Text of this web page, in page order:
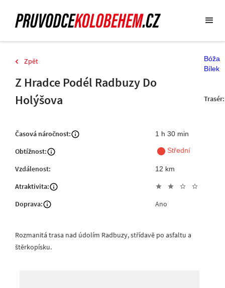
Obtížnost:
1 h 30 min
Trasér:
Zpět
Vzdálenost:
Z Hradce Podél Radbuzy Do
Holýšova
Bóža
Bílek
fiber_manual_recordStřední
12 km
Doprava:
Atraktivita:
Časová náročnost:
star star star_outline star_outline
Ano
Rozmanitá trasa nad údolím Radbuzy, střídavě po asfaltu a
štěrkopísku.